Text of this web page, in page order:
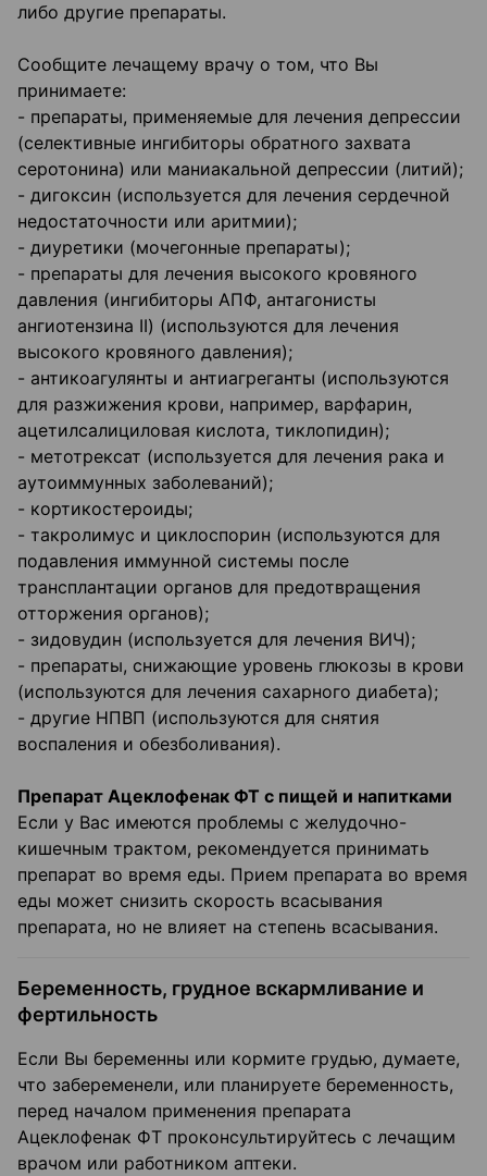
либо другие препараты.
Сообщите лечащему врачу о том, что Вы
принимаете:
- препараты, применяемые для лечения депрессии
(селективные ингибиторы обратного захвата
серотонина) или маниакальной депрессии (литий);
- дигоксин (используется для лечения сердечной
недостаточности или аритмии);
- диуретики (мочегонные препараты);
- препараты для лечения высокого кровяного
давления (ингибиторы АПФ, антагонисты
ангиотензина II) (используются для лечения
высокого кровяного давления);
- антикоагулянты и антиагреганты (используются
для разжижения крови, например, варфарин,
ацетилсалициловая кислота, тиклопидин);
- метотрексат (используется для лечения рака и
аутоиммунных заболеваний);
- кортикостероиды;
- такролимус и циклоспорин (используются для
подавления иммунной системы после
трансплантации органов для предотвращения
отторжения органов);
- зидовудин (используется для лечения ВИЧ);
- препараты, снижающие уровень глюкозы в крови
(используются для лечения сахарного диабета);
- другие НПВП (используются для снятия
воспаления и обезболивания).
Препарат Ацеклофенак ФТ с пищей и напитками
Если у Вас имеются проблемы с желудочно-
кишечным трактом, рекомендуется принимать
препарат во время еды. Прием препарата во время
еды может снизить скорость всасывания
препарата, но не влияет на степень всасывания.
Беременность, грудное вскармливание и
фертильность
Если Вы беременны или кормите грудью, думаете,
что забеременели, или планируете беременность,
перед началом применения препарата
Ацеклофенак ФТ проконсультируйтесь с лечащим
врачом или работником аптеки.